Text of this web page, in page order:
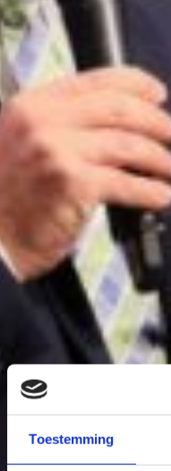
Toestemming